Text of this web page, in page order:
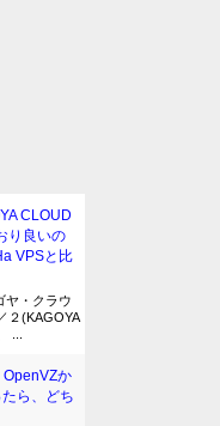
CLOUD
り良いの
VPSと比
ヤ・クラウ
２(KAGOYA
...
OpenVZか
ら、どち